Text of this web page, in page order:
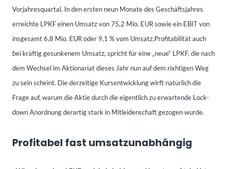
Vorjahresquartal. In den ersten neun Monate des Geschäftsjahres
erreichte LPKF einen Umsatz von 75,2 Mio. EUR sowie ein EBIT von
insgesamt 6,8 Mio. EUR oder 9,1 % vom Umsatz.Profitabilität auch
bei kräftig gesunkenem Umsatz, spricht für eine „neue“ LPKF, die nach
dem Wechsel im Aktionariat dieses Jahr nun auf dem rixhtigen Weg
zu sein scheint. Die derzeitige Kursentwicklung wirft natürlich die
Frage auf, warum die Aktie durch die eigentlich zu erwartende Lock-
down Anordnung derartig stark in Mitleidenschaft gezogen wurde.
Profitabel fast umsatzunabhängig